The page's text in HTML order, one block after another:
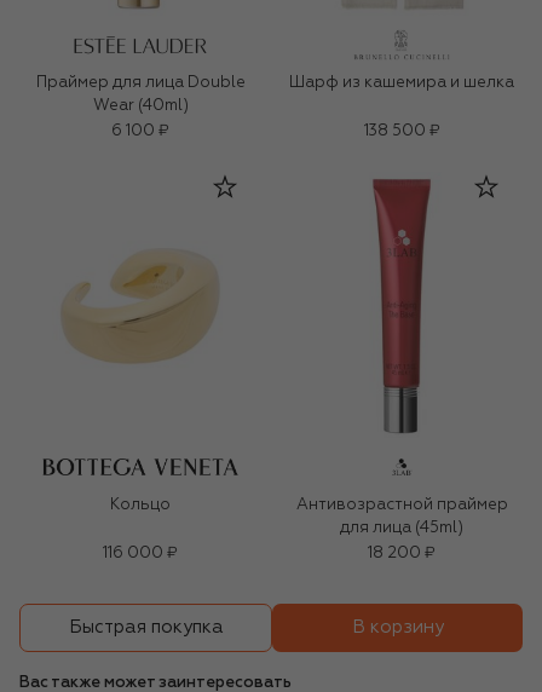
Праймер для лица Double
Wear (40ml)
6 100 ₽
Шарф из кашемира и шелка
138 500 ₽
Кольцо
116 000 ₽
Антивозрастной праймер
для лица (45ml)
18 200 ₽
Быстрая покупка В корзину
Вас также может заинтересовать